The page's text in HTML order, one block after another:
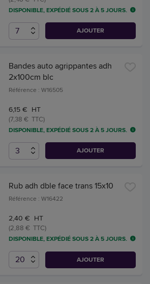
DISPONIBLE, EXPÉDIÉ SOUS 2 À 5 JOURS.
AJOUTER
Bandes auto agrippantes adh
2x100cm blc
Référence : W16505
6,15 € HT
(7,38 € TTC)
DISPONIBLE, EXPÉDIÉ SOUS 2 À 5 JOURS.
AJOUTER
Rub adh dble face trans 15x10
Référence : W16422
2,40 € HT
(2,88 € TTC)
DISPONIBLE, EXPÉDIÉ SOUS 2 À 5 JOURS.
AJOUTER